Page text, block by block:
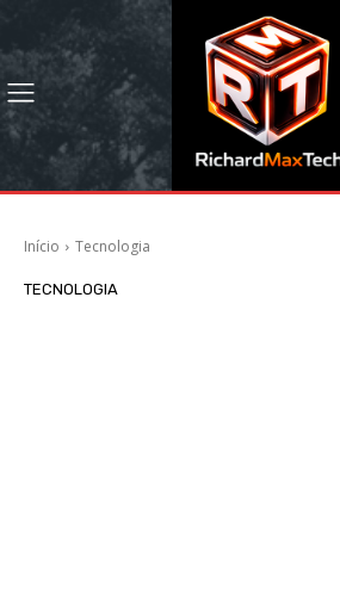
Início Tecnologia
TECNOLOGIA